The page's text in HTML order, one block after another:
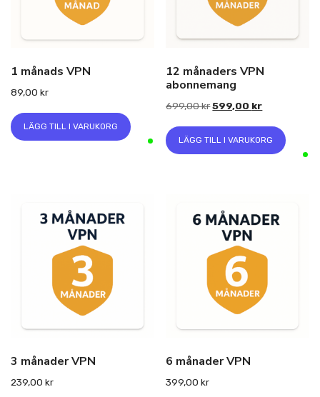
1 månads VPN
89,00 kr
LÄGG TILL I VARUKORG
12 månaders VPN
abonnemang
699,00krDet
priset
var:
599,00 krDet
priset
är:
LÄGG TILL I VARUKORG
3 månader VPN
239,00 kr
6 månader VPN
399,00kr